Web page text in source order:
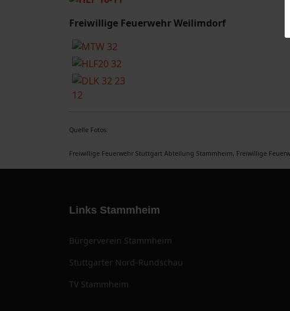
Freiwillige Feuerwehr Weilimdorf
Quelle Fotos:
Freiwillige Feuerwehr Stuttgart Abteilung Stammheim, Freiwillige
Links Stammheim
Bürgerverein Stammheim
Stuttgarter Nord-Rundschau
TV Stammheim